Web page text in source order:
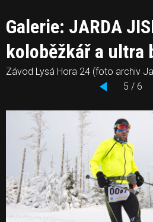
Galerie: JARDA
koloběžkář a ultra
Závod Lysá Hora 24 (foto archiv
5 / 6